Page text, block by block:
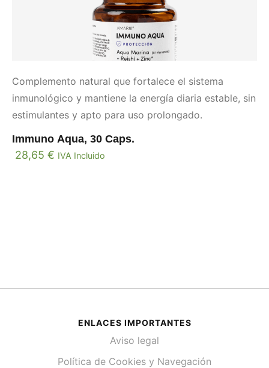
Complemento natural que fortalece el sistema
inmunológico y mantiene la energía diaria estable, sin
estimulantes y apto para uso prolongado.
Immuno Aqua, 30 Caps.
28,65 € IVA Incluido
ENLACES IMPORTANTES
Aviso legal
Política de Cookies y Navegación